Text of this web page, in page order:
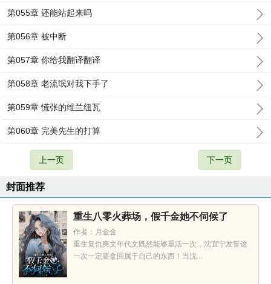
第055章 还能站起来吗
第056章 被中断
第057章 你给我翻译翻译
第058章 老流氓对我下手了
第059章 慌张的维兰纽瓦
第060章 完美先生的打算
上一页 下一页
封面推荐
重生八零火葬场，假千金她不伺候了
作者：月金金
重生复仇爽文年代文既然能够重活一次，沈宜宁发誓这
一次一定要拿回属于自己的东西！当沈...